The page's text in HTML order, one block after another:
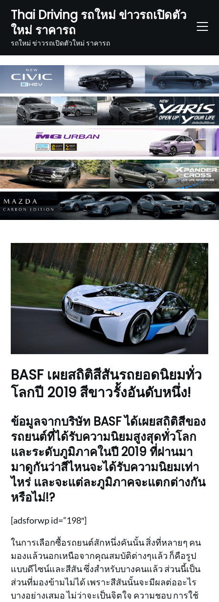
content
Thai Driving รถใหม่ ข่าวรถเปิดตัว
ใหม่ ราคารถ
รถใหม่ ข่าวรถเปิดตัวใหม่ ราคารถ
BASF เผยสถิติสีสันรถยอดนิยมทั่ว
โลกปี 2019 สีขาวรั้งอันดับหนึ่ง!
ข้อมูลจากบริษัท BASF ได้เผยสถิติสีของ
รถยนต์ที่ได้รับความนิยมสูงสุดทั่วโลก
และระดับภูมิภาคในปี 2019 ที่ผ่านมา
มาดูกันว่าสีไหนจะได้รับความนิยมเท่า
ไหร่ และจะแต่ละภูมิภาคจะแตกต่างกัน
หรือไม่!?
[adsforwp id=”198″]
ในการเลือกซื้อรถยนต์สักหนึ่งคันนั้น สิ่งที่หลายๆ คน
มองแล้วนอกเหนือจากคุณสมบัติต่างๆแล้ว ก็คือรูป
แบบดีไซน์และสีสัน ซึ่งสำหรับบางคนแล้ว ส่วนนี้เป็น
ส่วนที่มองข้ามไม่ได้ เพราะสีสันนั้นจะมีผลต่ออะไร
บางอย่างเสมอ ไม่ว่าจะเป็นจิตใจ ความชอบ การใช้